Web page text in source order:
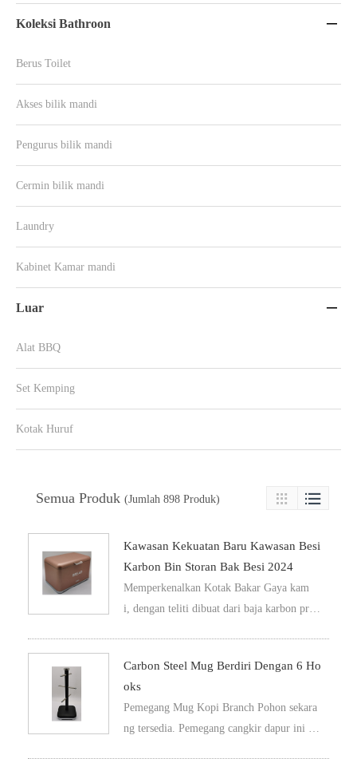
Koleksi Bathroon 
Berus Toilet
Akses bilik mandi
Pengurus bilik mandi
Cermin bilik mandi
Laundry
Kabinet Kamar mandi
Luar 
Alat BBQ
Set Kemping
Kotak Huruf
Semua Produk (Jumlah 898 Produk)  
Kawasan Kekuatan Baru Kawasan Besi
Karbon Bin Storan Bak Besi 2024
Memperkenalkan Kotak Bakar Gaya kam
i, dengan teliti dibuat dari baja karbon pre
ang licin ini mempunyai penutup bubuk lici
n, tidak hanya meningkatkan kelemahanny
a tetapi juga meningkatkan keseluruhan este
tik dengan selera kontempor.
Carbon Steel Mug Berdiri Dengan 6 Ho
Oks
Pemegang Mug Kopi Branch Pohon sekara
ng tersedia. Pemegang cangkir dapur ini he